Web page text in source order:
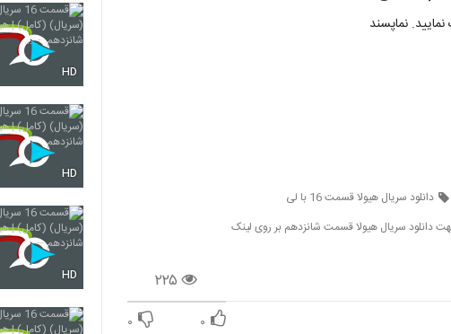
نماپسند
دانلود سریال هیولا قسمت 16 با لی
دانلود سریال هیولا قسمت شانزدهم بر روی لینک
۲۲۵
۰ ۰
HD
HD
HD